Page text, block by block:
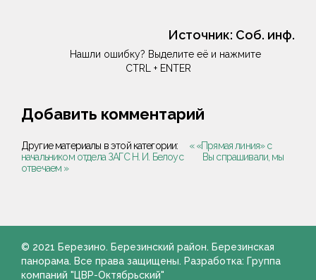
Источник: Соб. инф.
Нашли ошибку? Выделите её и нажмите
CTRL + ENTER
Добавить комментарий
Другие материалы в этой категории:
« «Прямая линия» с
начальником отдела ЗАГС Н. И. Белоус
Вы спрашивали, мы
отвечаем »
© 2021 Березино. Березинский район. Березинская
панорама. Все права защищены. Разработка: Группа
компаний "ЦВР-Октябрьский"